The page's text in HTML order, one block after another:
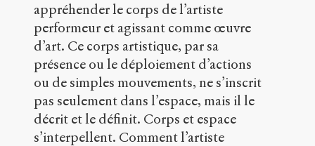
Rendre
monde
mesure.,
Corps
perception
appréhender le corps de l’artiste
performeur et agissant comme œuvre
d’art. Ce corps artistique, par sa
présence ou le déploiement d’actions
ou de simples mouvements, ne s’inscrit
pas seulement dans l’espace, mais il le
décrit et le définit. Corps et espace
s’interpellent. Comment l’artiste